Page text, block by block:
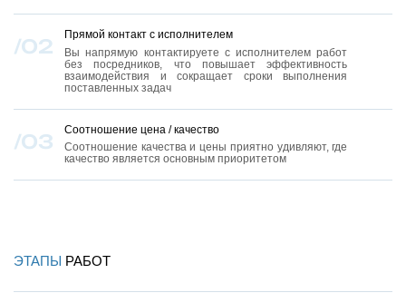
Прямой контакт с исполнителем
Вы напрямую контактируете с исполнителем работ
без посредников, что повышает эффективность
взаимодействия и сокращает сроки выполнения
поставленных задач
Соотношение цена / качество
Соотношение качества и цены приятно удивляют, где
качество является основным приоритетом
РЕАЛИЗОВАННЫЕ
Показать все→
ЭТАПЫ РАБОТ